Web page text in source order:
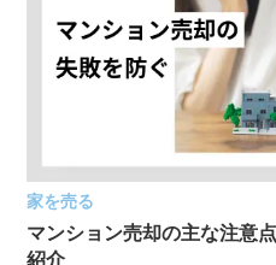
家を売る
マンション売却の主な注意
紹介